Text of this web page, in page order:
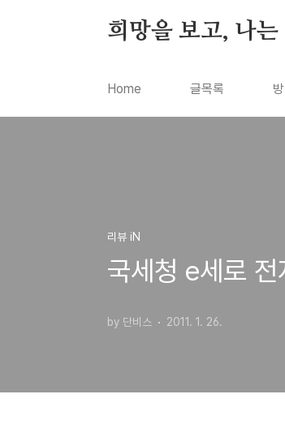
희망을 보고, 나는
Home 글목록
리뷰 iN
국세청 e세로
by 단비스 2011. 1. 26.